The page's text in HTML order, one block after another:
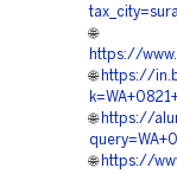
🌐
https://
🌐 https://
🌐 https://
🌐 https://